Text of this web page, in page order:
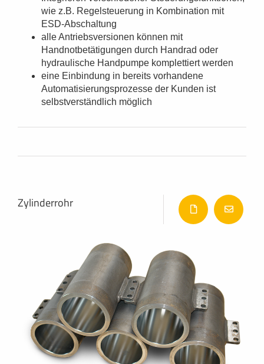
wie z.B. Regelsteuerung in Kombination mit
ESD-Abschaltung
alle Antriebsversionen können mit
Handnotbetätigungen durch Handrad oder
hydraulische Handpumpe komplettiert werden
eine Einbindung in bereits vorhandene
Automatisierungsprozesse der Kunden ist
selbstverständlich möglich
Zylinderrohr